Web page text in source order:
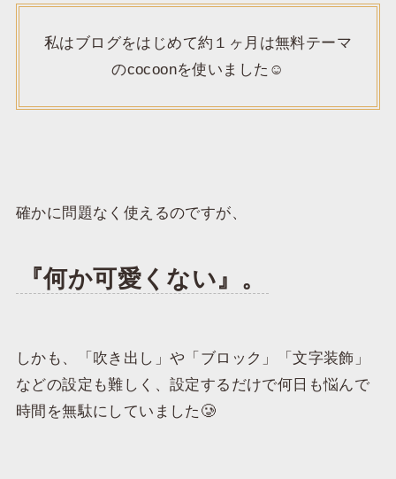
私はブログをはじめて約１ヶ月は無料テーマ
のcocoonを使いました☺️
確かに問題なく使えるのですが、
『何か可愛くない』。
しかも、「吹き出し」や「ブロック」「文字装飾」
などの設定も難しく、設定するだけで何日も悩んで
時間を無駄にしていました🥲